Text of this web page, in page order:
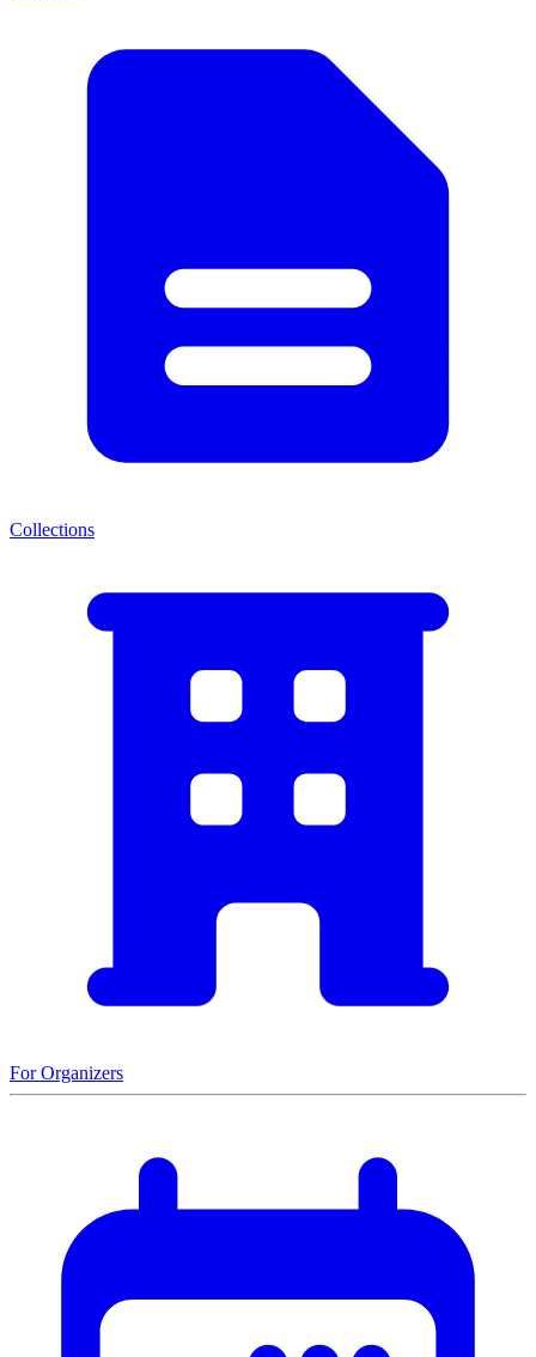
Collections
For Organizers